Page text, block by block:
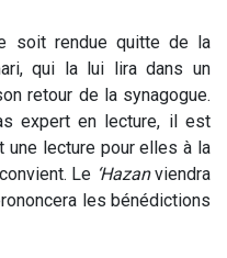
soit rendue quitte de la
qui la lui lira dans un
retour de la synagogue.
expert en lecture, il est
lecture pour elles à la
Le ‘Hazanviendra
les bénédictions